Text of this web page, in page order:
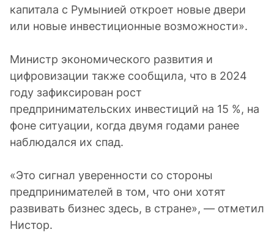
капитала с Румынией откроет новые двери
или новые инвестиционные возможности».
Министр экономического развития и
цифровизации также сообщила, что в 2024
году зафиксирован рост
предпринимательских инвестиций на 15 %, на
фоне ситуации, когда двумя годами ранее
наблюдался их спад.
«Это сигнал уверенности со стороны
предпринимателей в том, что они хотят
развивать бизнес здесь, в стране», — отметил
Нистор.